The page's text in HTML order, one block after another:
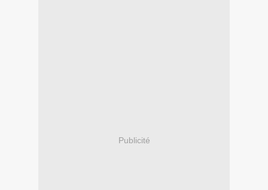
Publicité